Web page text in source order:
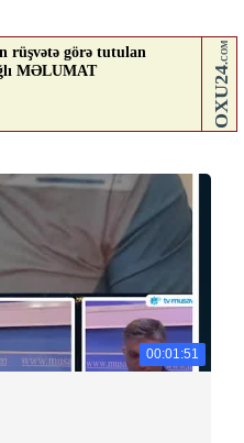
00:01:51